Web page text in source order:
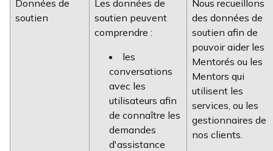
Données de
soutien
Les données de
soutien peuvent
comprendre :
les
conversations
avec les
utilisateurs afin
de connaître les
demandes
d'assistance
Nous recueillons
des données de
soutien afin de
pouvoir aider les
Mentorés ou les
Mentors qui
utilisent les
services, ou les
gestionnaires de
nos clients.